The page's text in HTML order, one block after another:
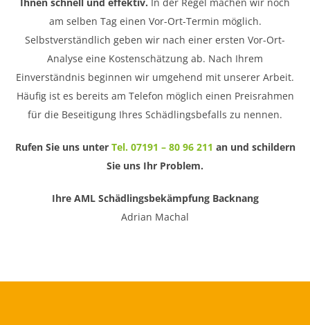
am selben Tag einen Vor-Ort-Termin möglich.
Selbstverständlich geben wir nach einer ersten Vor-Ort-
Analyse eine Kostenschätzung ab. Nach Ihrem
Einverständnis beginnen wir umgehend mit unserer Arbeit.
Häufig ist es bereits am Telefon möglich einen Preisrahmen
für die Beseitigung Ihres Schädlingsbefalls zu nennen.
Rufen Sie uns unter Tel. 07191 – 80 96 211 an und schildern
Sie uns Ihr Problem.
Ihre AML Schädlingsbekämpfung Backnang
Adrian Machal